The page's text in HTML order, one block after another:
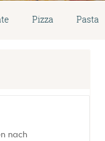
Pizza Pasta
nach